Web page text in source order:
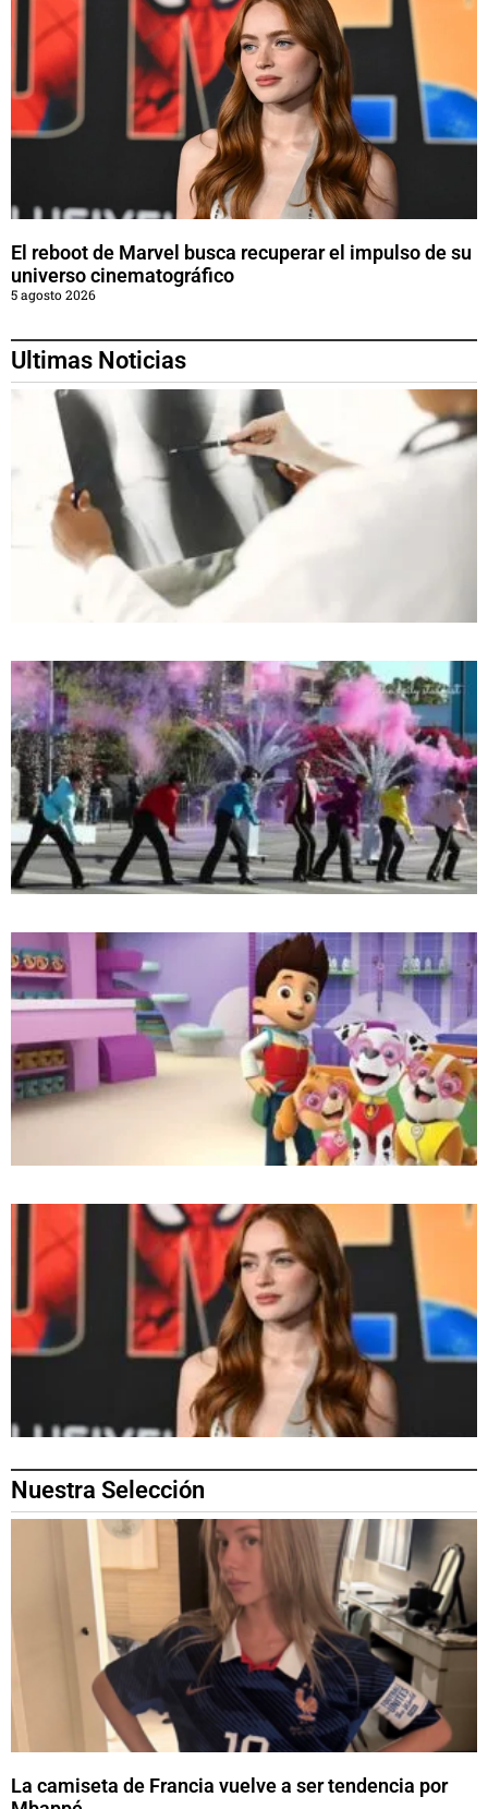
El reboot de Marvel busca recuperar el impulso de su
universo cinematográfico
5 agosto 2026
Ultimas Noticias
Nuestra Selección
La camiseta de Francia vuelve a ser tendencia por